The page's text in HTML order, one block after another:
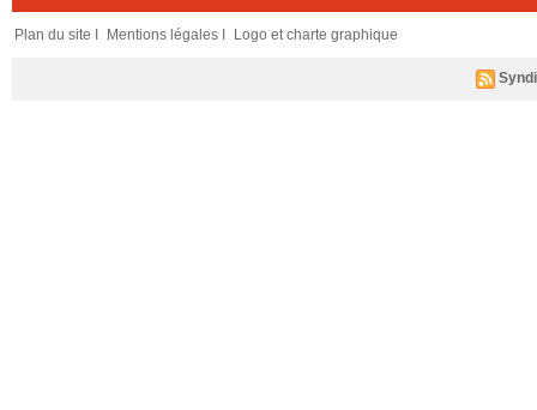
Plan du site I Mentions légales I Logo et charte graphique